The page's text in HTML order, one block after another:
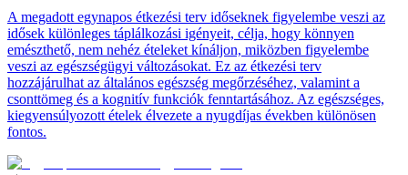
A megadott egynapos étkezési terv időseknek figyelembe veszi az
idősek különleges táplálkozási igényeit, célja, hogy könnyen
emészthető, nem nehéz ételeket kínáljon, miközben figyelembe
veszi az egészségügyi változásokat. Ez az étkezési terv
hozzájárulhat az általános egészség megőrzéséhez, valamint a
csonttömeg és a kognitív funkciók fenntartásához. Az egészséges,
kiegyensúlyozott ételek élvezete a nyugdíjas években különösen
fontos.